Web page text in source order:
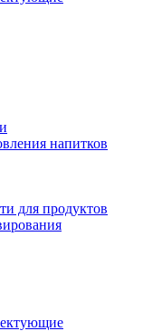
напитков
для продуктов